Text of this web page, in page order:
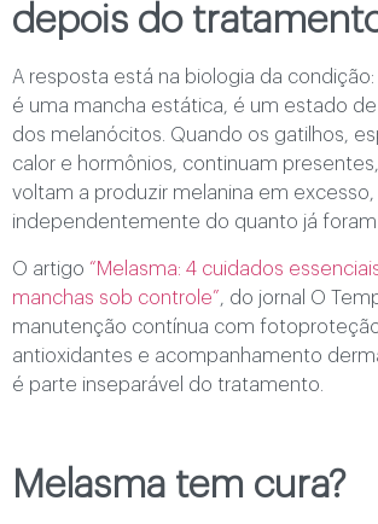
depois do
A resposta está na biologia da
é uma mancha estática, é um estado
dos melanócitos. Quando os gatilhos,
calor e hormônios, continuam
voltam a produzir melanina em excesso,
independentemente do quanto já foram
O artigo “Melasma: 4 cuidados
manchas sob controle” , do jornal O
manutenção contínua com
antioxidantes e acompanhamento
é parte inseparável do tratamento.
Melasma tem cura?